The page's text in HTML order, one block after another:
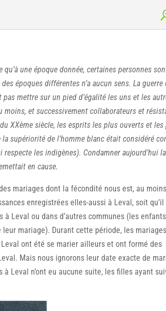
une époque donnée, certaines personnes
époques différentes n’a aucun sens. La guerre
mettre sur un pied d’égalité les uns et les
moins, et successivement collaborateurs et
XXème siècle, les esprits les plus ouverts et les
supériorité de l’homme blanc était considéré
les indigènes). Condamner aujourd’hui la
en cause.
mariages dont la fécondité nous est, au moins
enregistrées elles-aussi à Leval, soit qu’il
Leval ou dans d’autres communes (les
mariage). Durant cette période, les
ont été se marier ailleurs et ont formé des
Mais nous ignorons leur date exacte de
à Leval n’ont eu aucune suite, les filles ayant